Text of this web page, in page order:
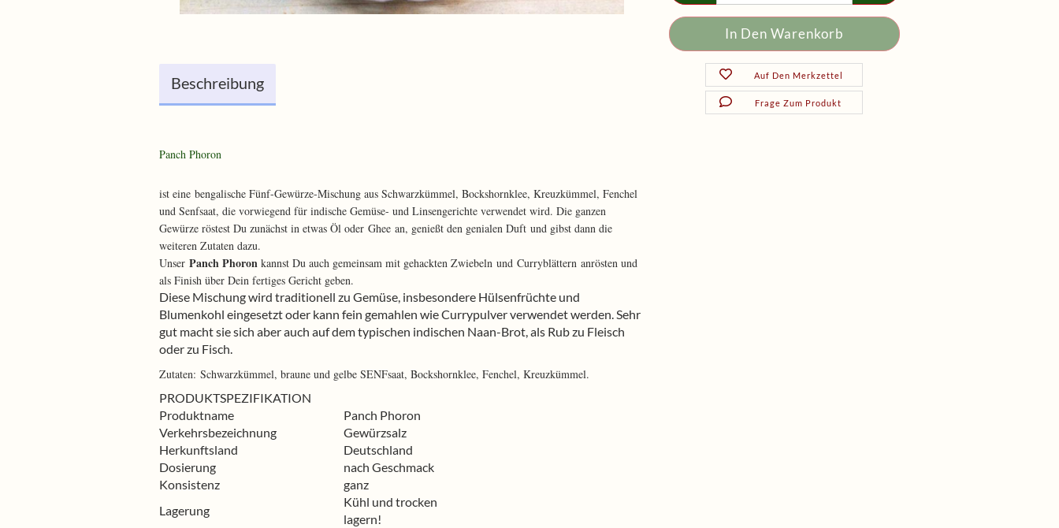
Auf Den Merkzettel
Frage Zum Produkt
Beschreibung
Panch Phoron
ist eine bengalische Fünf-Gewürze-Mischung aus Schwarzkümmel, Bockshornklee, Kreuzkümmel, Fenchel
und Senfsaat, die vorwiegend für indische Gemüse- und Linsengerichte verwendet wird. Die ganzen
Gewürze röstest Du zunächst in etwas Öl oder Ghee an, genießt den genialen Duft und gibst dann die
weiteren Zutaten dazu.
Unser Panch Phoron kannst Du auch gemeinsam mit gehackten Zwiebeln und Curryblättern anrösten und
als Finish über Dein fertiges Gericht geben.
Diese Mischung wird traditionell zu Gemüse, insbesondere Hülsenfrüchte und
Blumenkohl eingesetzt oder kann fein gemahlen wie Currypulver verwendet werden. Sehr
gut macht sie sich aber auch auf dem typischen indischen Naan-Brot, als Rub zu Fleisch
oder zu Fisch.
Zutaten: Schwarzkümmel, braune und gelbe SENFsaat, Bockshornklee, Fenchel, Kreuzkümmel.
PRODUKTSPEZIFIKATION
Produktname
Panch Phoron
Verkehrsbezeichnung
Gewürzsalz
Herkunftsland
Deutschland
Dosierung
nach Geschmack
Konsistenz
ganz
Lagerung
Kühl und trocken
lagern!